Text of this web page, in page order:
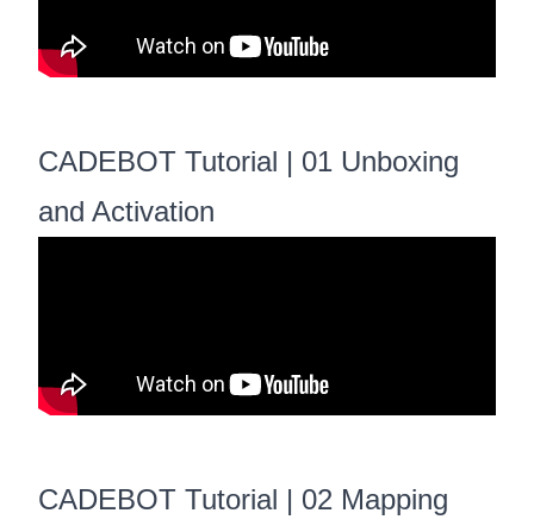
CADEBOT Tutorial | 01 Unboxing
and Activation
CADEBOT Tutorial | 02 Mapping